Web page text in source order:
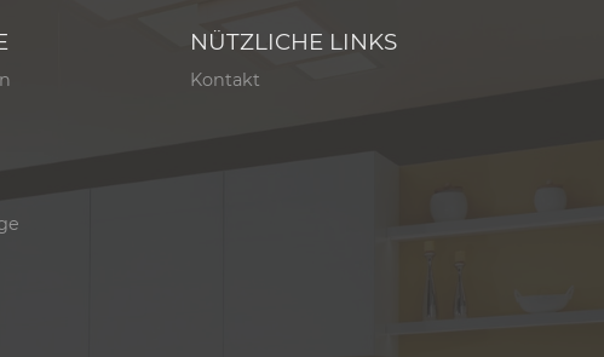
NÜTZLICHE LINKS
Kontakt